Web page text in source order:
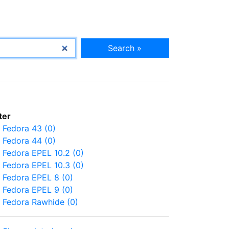
Search »
Fedora 43 (0)
Fedora 44 (0)
Fedora EPEL 10.2 (0)
Fedora EPEL 10.3 (0)
Fedora EPEL 8 (0)
Fedora EPEL 9 (0)
Fedora Rawhide (0)